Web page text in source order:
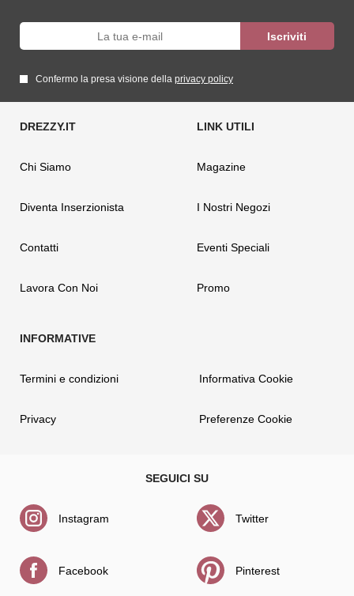
Confermo la presa visione della privacy policy
Chi Siamo
Diventa Inserzionista
Contatti
Lavora Con Noi
Magazine
I Nostri Negozi
Eventi Speciali
Promo
Termini e condizioni
Privacy
Informativa Cookie
Preferenze Cookie
Instagram
Facebook
Twitter
Pinterest